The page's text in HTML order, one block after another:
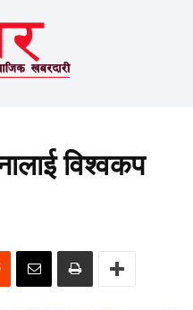
विश्वकप